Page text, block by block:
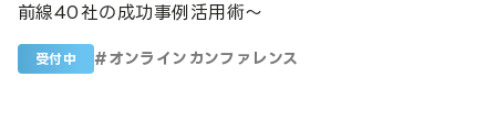
前線40社の成功事例活用術〜
受付中 # オンラインカンファレンス